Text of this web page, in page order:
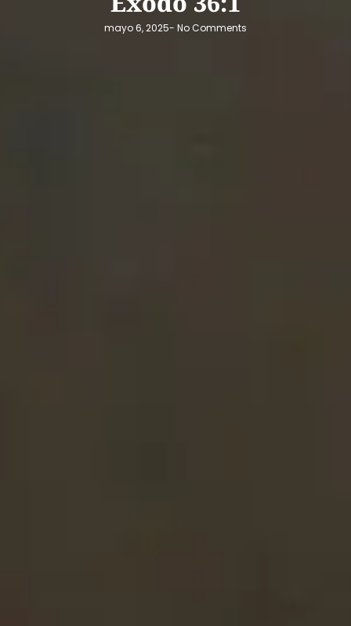
mayo 6, 2025- No Comments